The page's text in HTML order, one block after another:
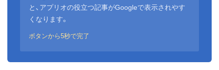
と、アプリオの役立つ記事がGoogleで表示されやす
くなります。
ボタンから5秒で完了